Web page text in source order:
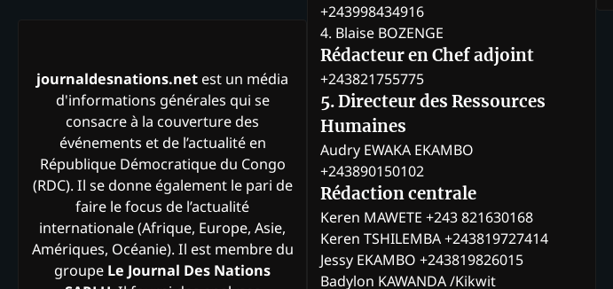
journaldesnations.net est un média
d'informations générales qui se
consacre à la couverture des
événements et de l’actualité en
République Démocratique du Congo
(RDC). Il se donne également le pari de
faire le focus de l’actualité
internationale (Afrique, Europe, Asie,
Amériques, Océanie). Il est membre du
groupe Le Journal Des Nations
+243998434916
4. Blaise BOZENGE
Rédacteur en Chef adjoint
+243821755775
5. Directeur des Ressources
Humaines
Audry EWAKA EKAMBO
+243890150102
Rédaction centrale
Keren MAWETE +243 821630168
Keren TSHILEMBA +243819727414
Jessy EKAMBO +243819826015
Badylon KAWANDA /Kikwit